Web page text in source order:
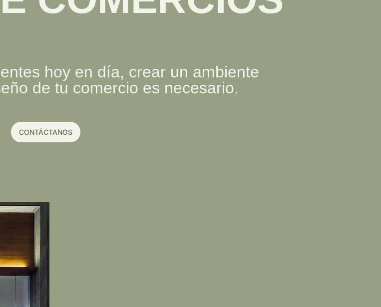
hoy en día, crear un ambiente
de tu comercio es necesario.
CONTÁCTANOS